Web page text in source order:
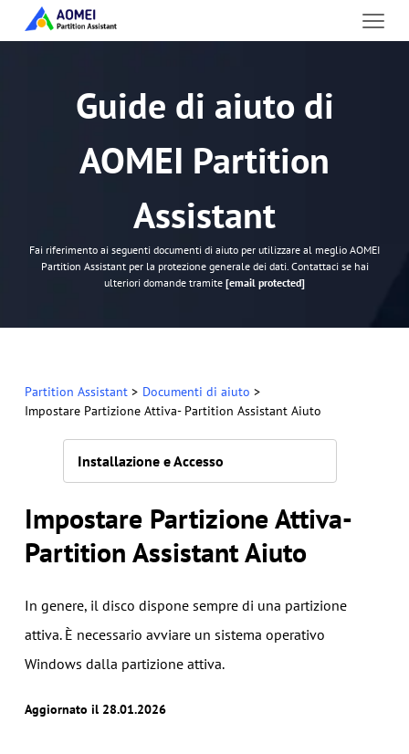
Guide di aiuto di
AOMEI Partition
Assistant
Fai riferimento ai seguenti documenti di aiuto per utilizzare al meglio AOMEI
Partition Assistant per la protezione generale dei dati. Contattaci se hai
ulteriori domande tramite [email protected]
Partition Assistant> Documenti di aiuto >
Impostare Partizione Attiva- Partition Assistant Aiuto
Installazione e Accesso
Impostare Partizione Attiva-
Partition Assistant Aiuto
In genere, il disco dispone sempre di una partizione
attiva. È necessario avviare un sistema operativo
Windows dalla partizione attiva.
Aggiornato il 28.01.2026